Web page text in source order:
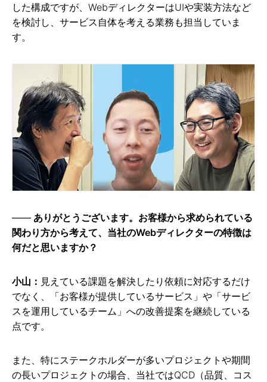
した構成ですが、WebディレクターはUIや実装方法など
を検討し、サービス自体を考える業務も担当していま
す。
ありがとうございます。お客様から求められている
関わり方から考えて、当社のWebディレクターの特徴は
何だと思いますか？
小山： 見えている課題を解決したり依頼に対応するだけ
でなく、「お客様が提供しているサービス」や「サービ
スを運用しているチーム」への改善提案を継続している
点です。
また、特にステークホルダーが多いプロジェクトや期間
の長いプロジェクトの場合、当社ではQCD（品質、コス